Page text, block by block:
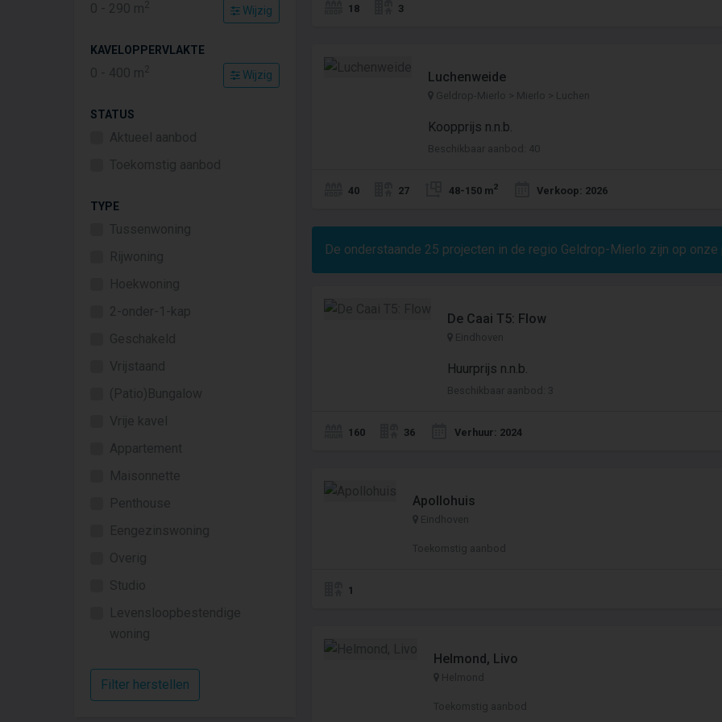
0 - 290 m2 Wijzig
KAVELOPPERVLAKTE
0 - 400 m2 Wijzig
STATUS
Aktueel aanbod
Toekomstig aanbod
TYPE
Tussenwoning
Rijwoning
Hoekwoning
2-onder-1-kap
Geschakeld
Vrijstaand
(Patio)Bungalow
Vrije kavel
Appartement
Maisonnette
Penthouse
Eengezinswoning
Overig
Studio
Levensloopbestendige
woning
Filter herstellen
18 3
Luchenweide
Geldrop-Mierlo > Mierlo > Luchen
Koopprijs n.n.b.
Beschikbaar aanbod: 40
40 27 48-150 m2 Verkoop: 2026
De onderstaande 25 projecten in de regio Geldrop-Mierlo zijn op
De Caai T5: Flow
Eindhoven
Huurprijs n.n.b.
Beschikbaar aanbod: 3
160 36 Verhuur: 2024
Apollohuis
Eindhoven
Toekomstig aanbod
1
Helmond, Livo
Helmond
Toekomstig aanbod